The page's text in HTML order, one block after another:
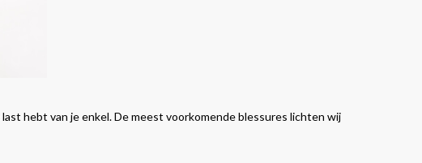
hebt van je enkel. De meest voorkomende blessures lichten wij